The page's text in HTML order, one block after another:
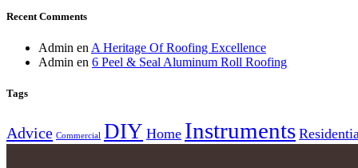
Recent Comments
Admin en A Heritage Of Roofing Excellence
Admin en 6 Peel & Seal Aluminum Roll Roofing
Tags
Advice Commercial DIY Home Instruments